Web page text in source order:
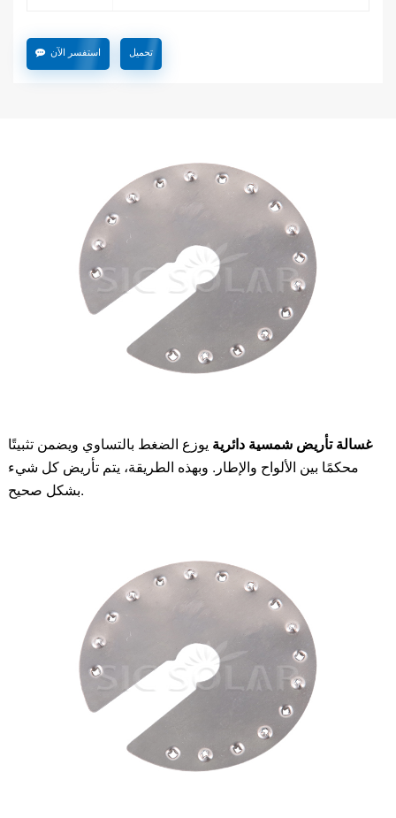
استفسر الآن تحميل
غسالة تأريض شمسية دائرية يوزع الضغط بالتساوي ويضمن تثبيتًا
محكمًا بين الألواح والإطار. وبهذه الطريقة، يتم تأريض كل شيء
بشكل صحيح.